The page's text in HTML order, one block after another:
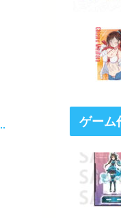
ゲーム